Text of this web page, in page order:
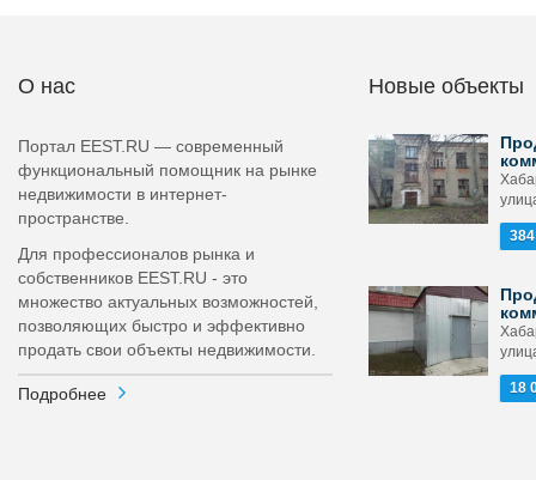
О нас
Портал EEST.RU — современный
функциональный помощник на рынке
недвижимости в интернет-
пространстве.
Для профессионалов рынка и
собственников EEST.RU - это
множество актуальных возможностей,
позволяющих быстро и эффективно
продать свои объекты недвижимости.
Подробнее
Новые объекты
18